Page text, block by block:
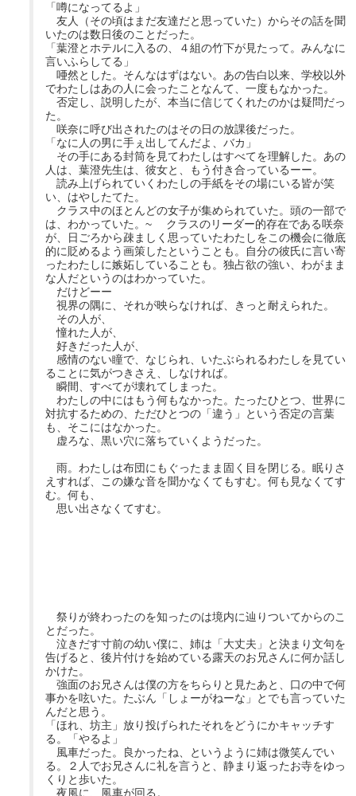
「噂になってるよ」
友人（その頃はまだ友達だと思っていた）からその話を聞
いたのは数日後のことだった。
「葉澄とホテルに入るの、４組の竹下が見たって。みんなに
言いふらしてる」
唖然とした。そんなはずはない。あの告白以来、学校以外
でわたしはあの人に会ったことなんて、一度もなかった。
否定し、説明したが、本当に信じてくれたのかは疑問だっ
た。
咲奈に呼び出されたのはその日の放課後だった。
「なに人の男に手ぇ出してんだよ、バカ」
その手にある封筒を見てわたしはすべてを理解した。あの
人は、葉澄先生は、彼女と、もう付き合っているーー。
読み上げられていくわたしの手紙をその場にいる皆が笑
い、はやしたてた。
クラス中のほとんどの女子が集められていた。頭の一部で
は、わかっていた。~ クラスのリーダー的存在である咲奈
が、日ごろから疎ましく思っていたわたしをこの機会に徹底
的に貶めるよう画策したということも。自分の彼氏に言い寄
ったわたしに嫉妬していることも。独占欲の強い、わがまま
な人だというのはわかっていた。
だけどーー
視界の隅に、それが映らなければ、きっと耐えられた。
その人が、
憧れた人が、
好きだった人が、
感情のない瞳で、なじられ、いたぶられるわたしを見てい
ることに気がつきさえ、しなければ。
瞬間、すべてが壊れてしまった。
わたしの中にはもう何もなかった。たったひとつ、世界に
対抗するための、ただひとつの「違う」という否定の言葉
も、そこにはなかった。
虚ろな、黒い穴に落ちていくようだった。
雨。わたしは布団にもぐったまま固く目を閉じる。眠りさ
えすれば、この嫌な音を聞かなくてもすむ。何も見なくてす
む。何も、
思い出さなくてすむ。
祭りが終わったのを知ったのは境内に辿りついてからのこ
とだった。
泣きだす寸前の幼い僕に、姉は「大丈夫」と決まり文句を
告げると、後片付けを始めている露天のお兄さんに何か話し
かけた。
強面のお兄さんは僕の方をちらりと見たあと、口の中で何
事かを呟いた。たぶん「しょーがねーな」とでも言っていた
んだと思う。
「ほれ、坊主」放り投げられたそれをどうにかキャッチす
る。「やるよ」
風車だった。良かったね、というように姉は微笑んでい
る。２人でお兄さんに礼を言うと、静まり返ったお寺をゆっ
くりと歩いた。
夜風に、風車が回る。